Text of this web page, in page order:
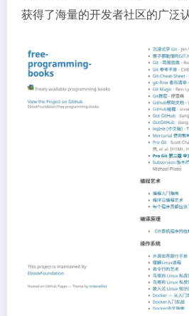
获得了海量的开发者社区的广泛认